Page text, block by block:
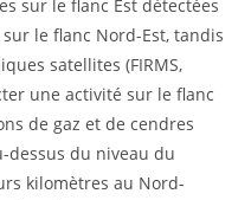
sur le flanc Est détectées
le flanc Nord-Est, tandis
satellites (FIRMS,
une activité sur le flanc
de gaz et de cendres
dessus du niveau du
kilomètres au Nord-